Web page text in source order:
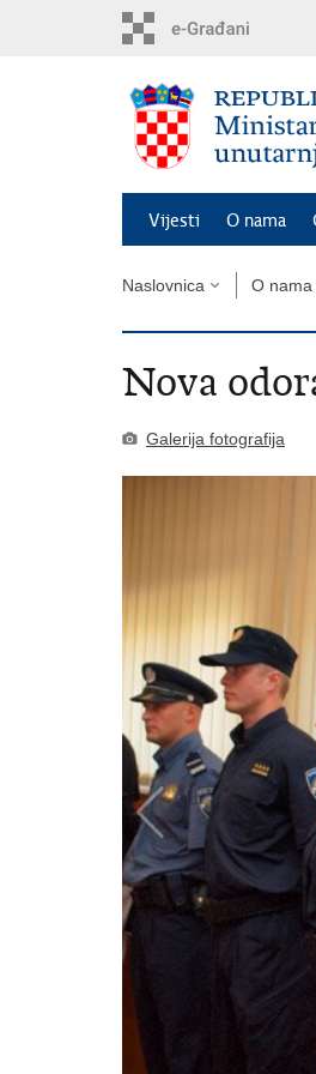
Vijesti O nama
Naslovnica O nama
Nova
Galerija fotografija